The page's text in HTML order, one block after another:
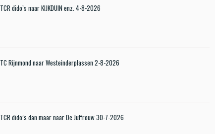
TCR dido’s naar KIJKDUIN enz. 4-8-2026
TC Rijnmond naar Westeinderplassen 2-8-2026
TCR dido’s dan maar naar De Juffrouw 30-7-2026